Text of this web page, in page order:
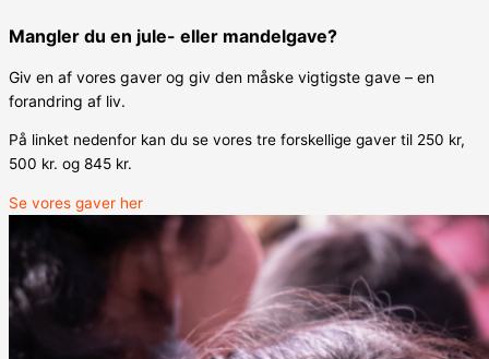
Mangler du en jule- eller mandelgave?
Giv en af vores gaver og giv den måske vigtigste gave – en
forandring af liv.
På linket nedenfor kan du se vores tre forskellige gaver til 250 kr,
500 kr. og 845 kr.
Se vores gaver her